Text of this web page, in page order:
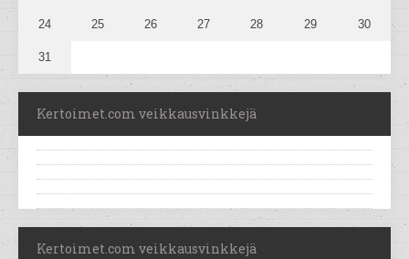
24 25 26 27 28 29 30
31
Kertoimet.com veikkausvinkkejä
Kertoimet.com veikkausvinkkejä